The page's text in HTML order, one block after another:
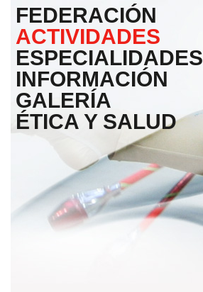
FEDERACIÓN
ACTIVIDADES
ESPECIALIDADES
INFORMACIÓN
GALERÍA
ÉTICA Y SALUD